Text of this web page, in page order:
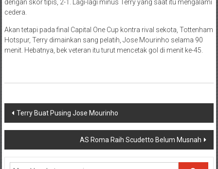
dengan skor tipis, 2-1. Lagi-lagi minus Terry yang saat itu mengalami
cedera.
Akan tetapi pada final Capital One Cup kontra rival sekota, Tottenham
Hotspur, Terry dimainkan sang pelatih, Jose Mourinho selama 90
menit. Hebatnya, bek veteran itu turut mencetak gol di menit ke-45.
Navigasi
pos
Terry Buat Pusing Jose Mourinho
AS Roma Raih Scudetto Belum Musnah